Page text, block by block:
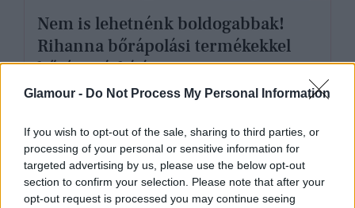
Glamour - Do Not Process My Personal Information
If you wish to opt-out of the sale, sharing to third parties, or
processing of your personal or sensitive information for
targeted advertising by us, please use the below opt-out
section to confirm your selection. Please note that after your
opt-out request is processed you may continue seeing
Nem is lehetnénk boldogabbak!
Rihanna bőrápolási termékekkel
bővíti márkáját